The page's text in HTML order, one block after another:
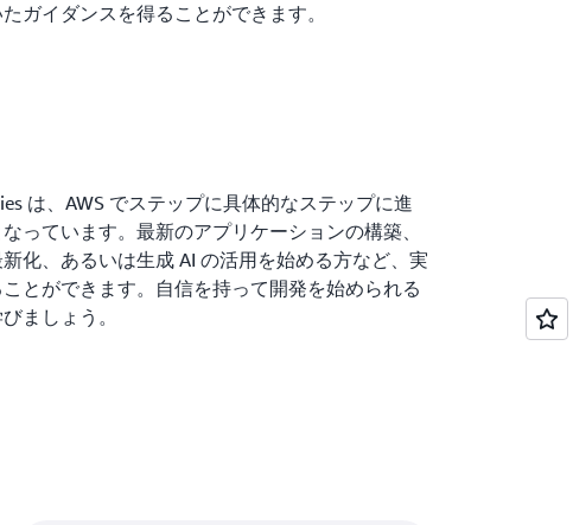
ガイダンスを得ることができます。
は、AWS でステップに具体的なステップに進
っています。最新のアプリケーションの構築、
化、あるいは生成 AI の活用を始める方など、実
とができます。自信を持って開発を始められる
ましょう。